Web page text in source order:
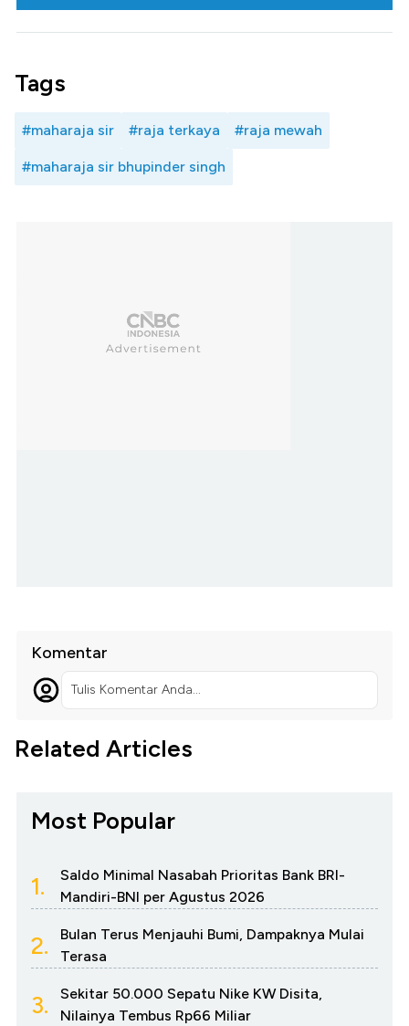
Tags
#maharaja sir #raja terkaya #raja mewah
#maharaja sir bhupinder singh
Komentar
Tulis Komentar Anda...
Related Articles
Most Popular
1.
Saldo Minimal Nasabah Prioritas Bank BRI-
Mandiri-BNI per Agustus 2026
2.
Bulan Terus Menjauhi Bumi, Dampaknya Mulai
Terasa
3.
Sekitar 50.000 Sepatu Nike KW Disita,
Nilainya Tembus Rp66 Miliar